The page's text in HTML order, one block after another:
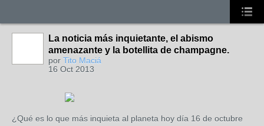
La noticia más inquietante, el abismo
amenazante y la botellita de champagne.
por Tito Maciá
16 Oct 2013
¿Qué es lo que más inquieta al planeta hoy día 16 de octubre